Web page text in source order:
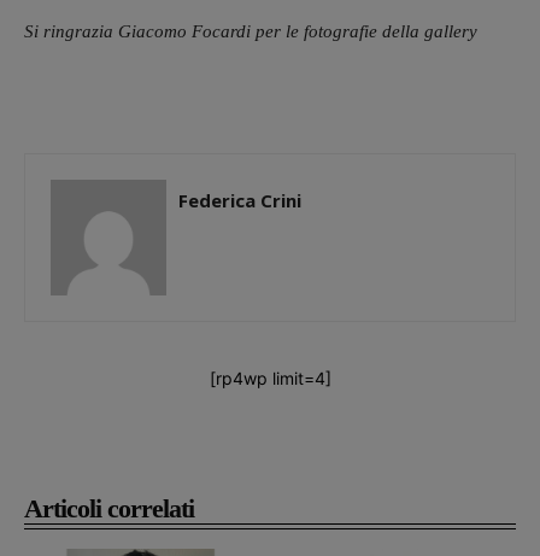
Articoli correlati
Si ringrazia Giacomo Focardi per le fotografie della gallery
Federica Crini
[rp4wp limit=4]